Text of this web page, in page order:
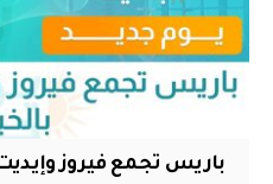
باريس تجمع فيروز